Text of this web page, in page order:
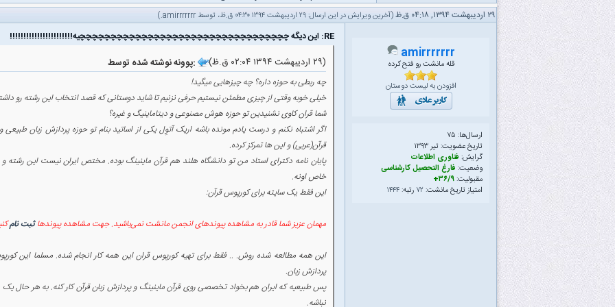
۲۹ اردیبهشت ۱۳۹۴, ۰۴:۱۸ ق.ظ (آخرین ویرایش در این ارسال: ۲۹ اردیبهشت ۱۳۹۴ ۰۴:۳۰ ق.ظ، توسط amirrrrrrr
.)
amirrrrrrr
قله مانشت رو فتح کرده
افزودن به لیست دوستان
ارسال‌ها: ۷۵
تاریخ عضویت: تیر ۱۳۹۳
گرایش: فناوری اطلاعات
وضعیت: فارغ التحصیل کارشناسی
مقبولیت:۳۶/۹+
امتیاز تاریخ مانشت: ۷۲ رتبه:۱۴۴۴
RE: این دیگه چچچچچچچچچچچچچچچچچچچچچچچچچچچچچچچچچچیه!!!!!!!!!!!!!!!!!!!!!!!
(۲۹ اردیبهشت ۱۳۹۴ ۰۲:۰۴ ق.ظ) پوونه نوشته شده توسط:
چه ربطی به حوزه داره؟ چه چیزهایی میگید!
خیلی خوبه وقتی از چیزی مطمئن نیستیم حرفی نزنیم تا شاید دوستانی که قصد انتخاب این رشته رو
شما قران کاوی نشنیدین تو حوزه هوش مصنوعی و دیتاماینیگ و غیره؟
اگر اشتباه نکنم و درست یادم مونده باشه اریک آتوِل یکی از اساتید بنام تو حوزه پردازش زبان طبیعی
قرآن(عربی) و این ها تمرکز کرده.
پایان نامه دکترای استاد من تو دانشگاه هلند هم قرآن ماینینگ بوده. مختص ایران نیست این رشته
خاص اونه.
این فقط یک سایته برای کورپوس قرآن:
مهمان عزیز شما قادر به مشاهده پیوندهای انجمن مانشت نمی‌باشید. جهت مشاهده پیوندهاثبت نام
این همه مطالعه شده روش. .. فقط برای تهیه کورپوس قران این همه کار انجام شده. مسلما این
پردازش زبان.
پس طبیعیه که ایران هم بخواد تخصصی روی قرآن ماینینگ و پردازش زبان قرآن کار کنه. به هر حال یک
نباشه.